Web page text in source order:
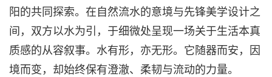
阳的共同探索。在自然流水的意境与先锋美学设计之
间，双方以水为引，于细微处呈现一场关于生活本真
质感的从容叙事。水有形，亦无形。它随器而安，因
境而变，却始终保有澄澈、柔韧与流动的力量。